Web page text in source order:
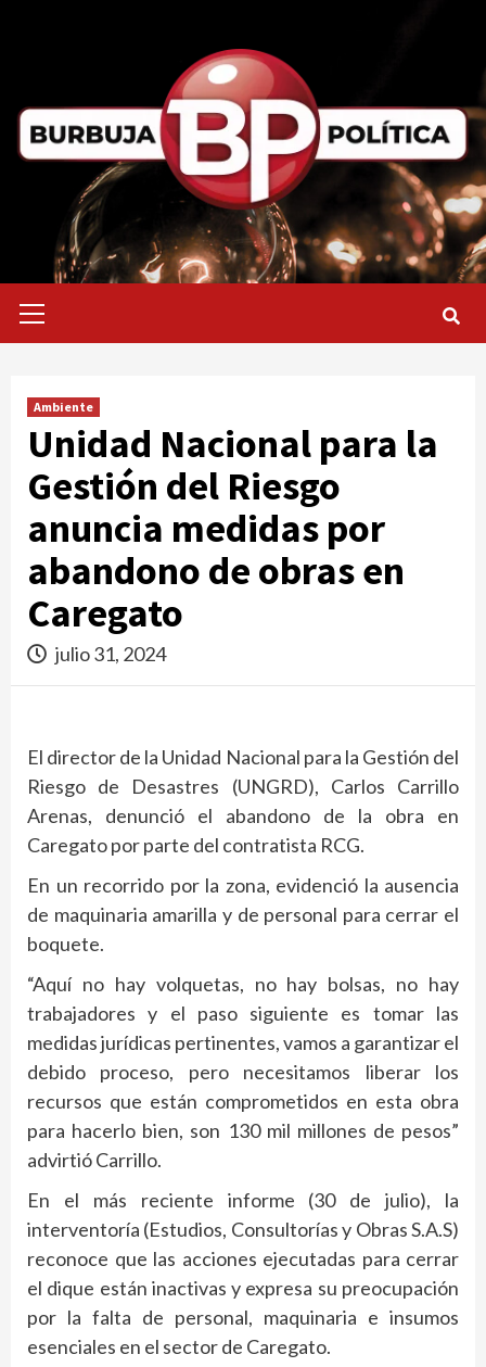
primario
Ambiente
Unidad Nacional para la
Gestión del Riesgo
anuncia medidas por
abandono de obras en
Caregato
julio 31, 2024
El director de la Unidad Nacional para la Gestión del
Riesgo de Desastres (UNGRD), Carlos Carrillo
Arenas, denunció el abandono de la obra en
Caregato por parte del contratista RCG.
En un recorrido por la zona, evidenció la ausencia
de maquinaria amarilla y de personal para cerrar el
boquete.
“Aquí no hay volquetas, no hay bolsas, no hay
trabajadores y el paso siguiente es tomar las
medidas jurídicas pertinentes, vamos a garantizar el
debido proceso, pero necesitamos liberar los
recursos que están comprometidos en esta obra
para hacerlo bien, son 130 mil millones de pesos”
advirtió Carrillo.
En el más reciente informe (30 de julio), la
interventoría (Estudios, Consultorías y Obras S.A.S)
reconoce que las acciones ejecutadas para cerrar
el dique están inactivas y expresa su preocupación
por la falta de personal, maquinaria e insumos
esenciales en el sector de Caregato.